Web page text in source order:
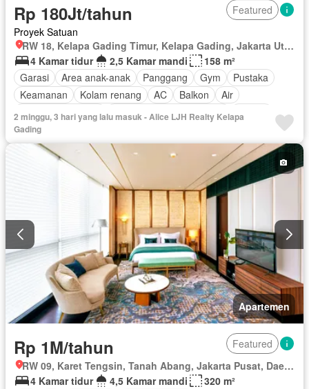
Rp 180Jt/tahun
Featured
Proyek Satuan
RW 18, Kelapa Gading Timur, Kelapa Gading, Jakarta Utara, Daerah Khusus Ibukota Jakarta
4 Kamar tidur
2,5 Kamar mandi
158 m²
Garasi
Area anak-anak Panggang Gym
Pustaka
Keamanan
Kolam renang AC Balkon
Air
Keamanan 24 jam
Pemandangan panorama
Angkat
Internet
Lemari pakaian bawaan
Pramutamu
Sebagian perabotan
2 minggu, 3 hari yang lalu masuk - Alice LJH Realty Kelapa
Gading
Apartemen
Rp 1M/tahun
Featured
RW 09, Karet Tengsin, Tanah Abang, Jakarta Pusat, Daerah Khusus Ibukota Jakarta
4 Kamar tidur
4,5 Kamar mandi
320 m²